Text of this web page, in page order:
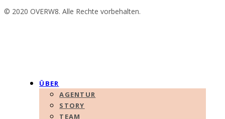
© 2020 OVERW8. Alle Rechte vorbehalten.
ÜBER
AGENTUR
STORY
TEAM